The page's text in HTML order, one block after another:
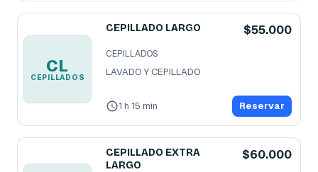
CL
CEPILLADOS
CEPILLADO LARGO $55.000
CEPILLADOS
LAVADO Y CEPILLADO
1 h 15 min Reservar
CEPILLADO EXTRA
LARGO
$60.000